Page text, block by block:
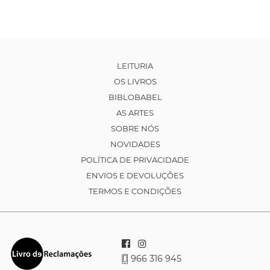
LEITURIA
OS LIVROS
BIBLOBABEL
AS ARTES
SOBRE NÓS
NOVIDADES
POLÍTICA DE PRIVACIDADE
ENVIOS E DEVOLUÇÕES
TERMOS E CONDIÇÕES
966 316 945